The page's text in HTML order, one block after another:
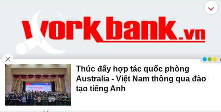
WORKBANK.VN - Ngân hàng việc làm trực
tuyến hàng đầu Việt Nam, luôn cập nhật thông
tin việc làm mới nhất trên toàn quốc, được
thành lập năm 2008.